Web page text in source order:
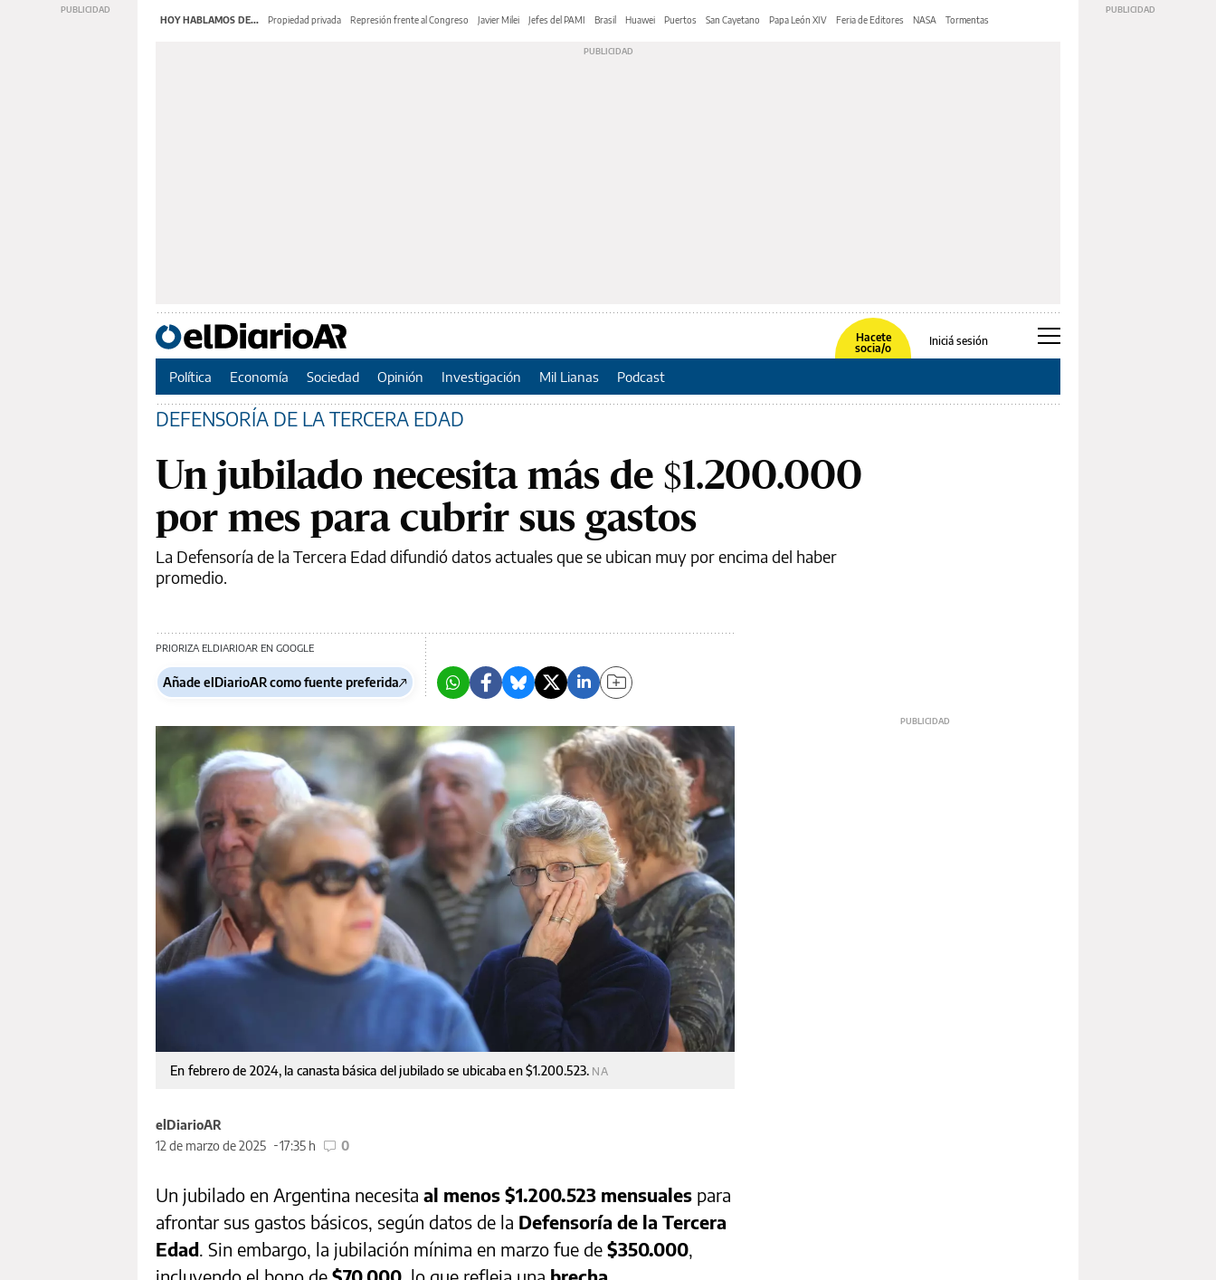
HOY HABLAMOS DE... Propiedad privada Represión frente al Congreso Javier Milei Jefes del PAMI Brasil Huawei Puertos San Cayetano Papa León XIV Feria de Editores NASA Tormentas
Hacete
socia/o
Iniciá sesión
Política Economía Sociedad Opinión Investigación Mil Lianas Podcast
DEFENSORÍA DE LA TERCERA EDAD
Un jubilado necesita más de $1.200.000
por mes para cubrir sus gastos
La Defensoría de la Tercera Edad difundió datos actuales que se ubican muy por encima del haber
promedio.
PRIORIZA ELDIARIOAR EN GOOGLE
Añade elDiarioAR como fuente preferida
En febrero de 2024, la canasta básica del jubilado se ubicaba en $1.200.523. NA
elDiarioAR
12 de marzo de 2025
17:35 h 0
Un jubilado en Argentina necesita al menos $1.200.523 mensuales para
afrontar sus gastos básicos, según datos de la Defensoría de la Tercera
Edad. Sin embargo, la jubilación mínima en marzo fue de $350.000,